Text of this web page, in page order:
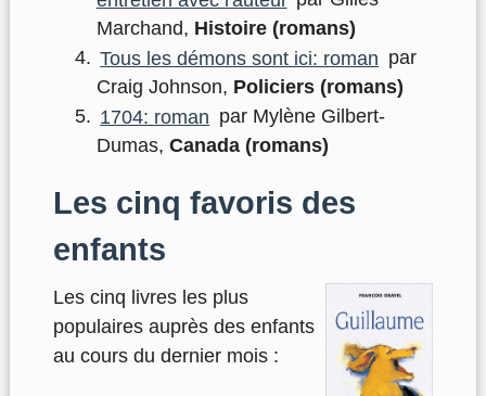
Marchand, Histoire (romans)
Tous les démons sont ici: roman par
Craig Johnson, Policiers (romans)
1704: roman par Mylène Gilbert-
Dumas, Canada (romans)
Les cinq favoris des
enfants
Les cinq livres les plus
populaires auprès des enfants
au cours du dernier mois :